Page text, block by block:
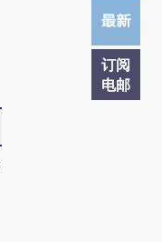
订阅
电邮